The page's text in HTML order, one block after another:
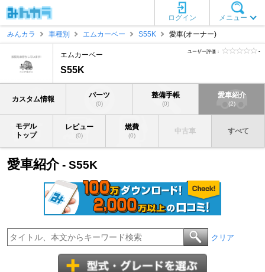
メニュー
ログイン
みんカラ
車種別 エムカーベー S55K 愛車(オーナー)
エムカーベー
S55K
ユーザー評価： -
カスタム情報 パーツ
(0)
整備手帳
(0)
愛車紹介
(2)
モデル
トップ
レビュー
(0)
燃費
(0)
中古車 すべて
愛車紹介- S55K
クリア